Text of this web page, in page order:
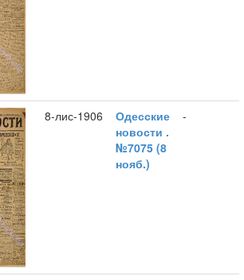
8-лис-1906
Одесские
новости .
№7075 (8
нояб.)
-